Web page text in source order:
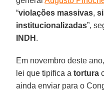
“violações massivas,
institucionalizadas”,
INDH .
Em novembro deste ano,
lei que tipifica atortura
ainda enviar para o